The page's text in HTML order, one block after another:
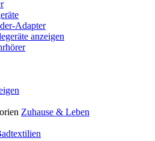
Adapter
anzeigen
Zuhause & Leben